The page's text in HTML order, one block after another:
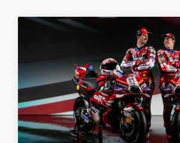
Streetfighter V2
Streetfighter V2 S
Streetfighter V4
Streetfighter V4 S